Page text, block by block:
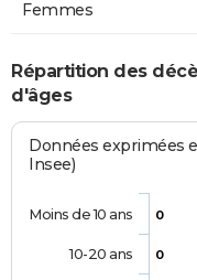
Femmes
Répartition des
d'âges
Données exprimées
Insee)
0
0
Moins de 10 ans
10-20 ans